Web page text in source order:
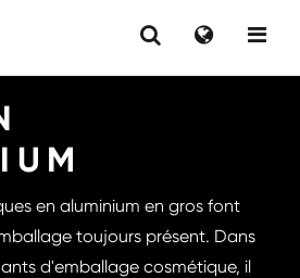
en aluminium en gros font
toujours présent. Dans
d'emballage cosmétique, il